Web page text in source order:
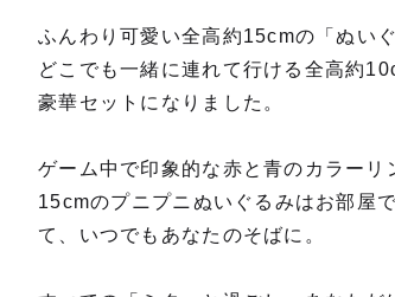
ふんわり可愛い全高約15cmの「ぬいぐ
どこでも一緒に連れて行ける全高約
豪華セットになりました。
ゲーム中で印象的な赤と青のカラーリ
15cmのプニプニぬいぐるみはお部屋
て、いつでもあなたのそばに。